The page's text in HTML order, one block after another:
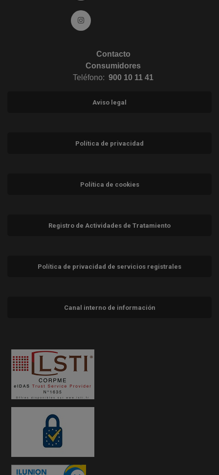
Ir a Instagram (abre en ventana nueva)
Contacto
Consumidores
Teléfono: 900 10 11 41
Aviso legal
Política de privacidad
Política de cookies
Registro de Actividades de Tratamiento
Política de privacidad de servicios registrales
Canal interno de información